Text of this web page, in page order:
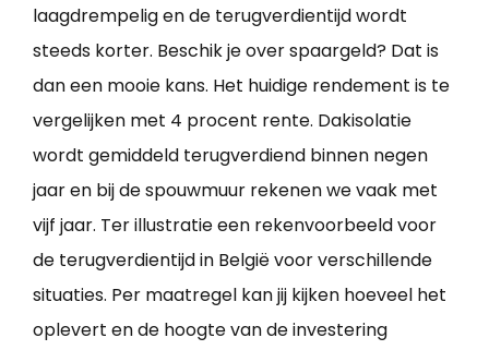
laagdrempelig en de terugverdientijd wordt
steeds korter. Beschik je over spaargeld? Dat is
dan een mooie kans. Het huidige rendement is te
vergelijken met 4 procent rente. Dakisolatie
wordt gemiddeld terugverdiend binnen negen
jaar en bij de spouwmuur rekenen we vaak met
vijf jaar. Ter illustratie een rekenvoorbeeld voor
de terugverdientijd in België voor verschillende
situaties. Per maatregel kan jij kijken hoeveel het
oplevert en de hoogte van de investering